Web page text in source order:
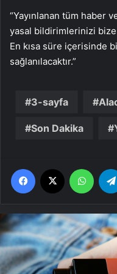
“Yayınlanan tüm haber
yasal bildirimlerinizi
En kısa süre içerisinde
sağlanılacaktır.”
3-sayfa
Son Dakika
Facebook